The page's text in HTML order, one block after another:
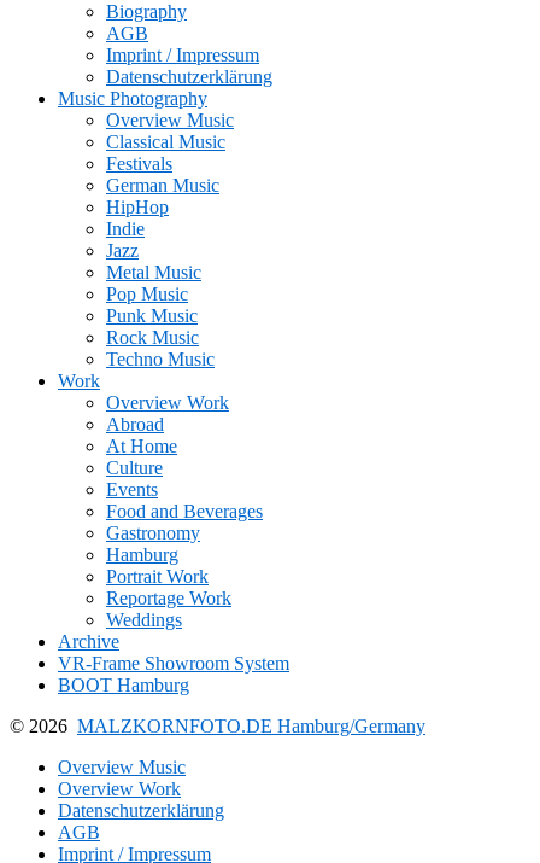
Biography
AGB
Imprint / Impressum
Datenschutzerklärung
Music Photography
Overview Music
Classical Music
Festivals
German Music
HipHop
Indie
Jazz
Metal Music
Pop Music
Punk Music
Rock Music
Techno Music
Work
Overview Work
Abroad
At Home
Culture
Events
Food and Beverages
Gastronomy
Hamburg
Portrait Work
Reportage Work
Weddings
Archive
VR-Frame Showroom System
BOOT Hamburg
© 2026 MALZKORNFOTO.DE Hamburg/Germany
Overview Music
Overview Work
Datenschutzerklärung
AGB
Imprint / Impressum